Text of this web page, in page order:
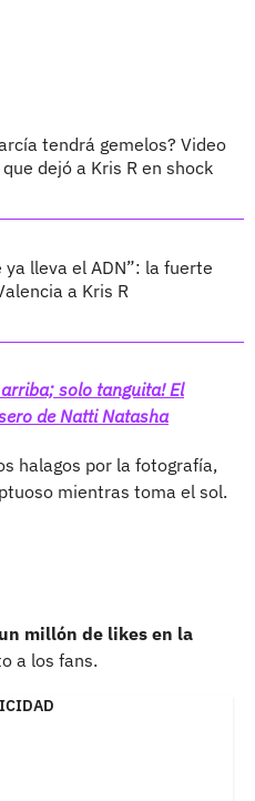
tendrá gemelos? Video
dejó a Kris R en shock
ya lleva el ADN”: la fuerte
a Kris R
arriba; solo tanguita! El
de Natti Natasha
halagos por la fotografía,
mientras toma el sol.
millón de likes en la
a los fans.